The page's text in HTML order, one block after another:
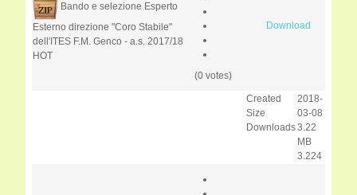
Bando e selezione Esperto
Esterno direzione "Coro Stabile"
dell'ITES F.M. Genco - a.s. 2017/18
HOT
(0 votes)
Download
Created
Size
Downloads
2018-
03-08
3.22
MB
3.224